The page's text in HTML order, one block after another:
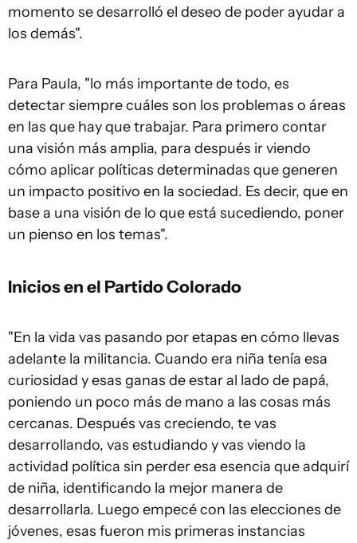
momento se desarrolló el deseo de poder ayudar a
los demás".
Para Paula, "lo más importante de todo, es
detectar siempre cuáles son los problemas o áreas
en las que hay que trabajar. Para primero contar
una visión más amplia, para después ir viendo
cómo aplicar políticas determinadas que generen
un impacto positivo en la sociedad. Es decir, que en
base a una visión de lo que está sucediendo, poner
un pienso en los temas".
Inicios en el Partido Colorado
"En la vida vas pasando por etapas en cómo llevas
adelante la militancia. Cuando era niña tenía esa
curiosidad y esas ganas de estar al lado de papá,
poniendo un poco más de mano a las cosas más
cercanas. Después vas creciendo, te vas
desarrollando, vas estudiando y vas viendo la
actividad política sin perder esa esencia que adquirí
de niña, identificando la mejor manera de
desarrollarla. Luego empecé con las elecciones de
jóvenes, esas fueron mis primeras instancias